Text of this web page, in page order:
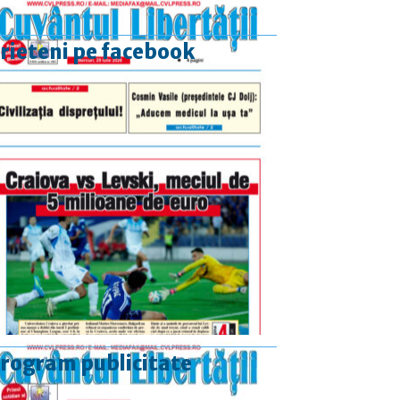
pe facebook
publicitate